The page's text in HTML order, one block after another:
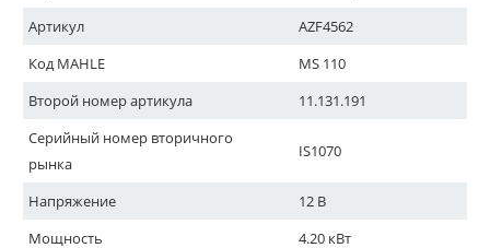
Артикул
AZF4562
Код MAHLE
MS 110
Второй номер артикула
11.131.191
Серийный номер вторичного
рынка
IS1070
Напряжение
12 В
Мощность
4.20 кВт